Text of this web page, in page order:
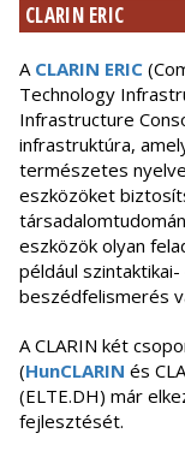
CLARIN ERIC
A CLARIN ERIC
Technology
Infrastructure
infrastruktúra,
természetes
eszközöket
eszközök olyan
például
beszédfelismerés
A CLARIN két
(HunCLARIN és
(ELTE.DH) már
fejlesztését.